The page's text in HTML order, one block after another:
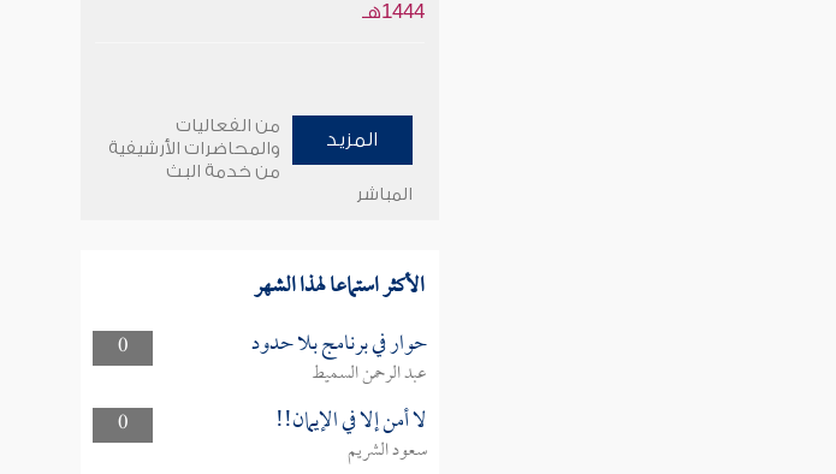
1444هـ
المزيد
من الفعاليات
والمحاضرات الأرشيفية
من خدمة البث
المباشر
الأكثر استماعا لهذا الشهر
0 حوار في برنامج بلا حدود
عبد الرحمن السميط
0
لا أمن إلا في الإيمان!!
سعود الشريم